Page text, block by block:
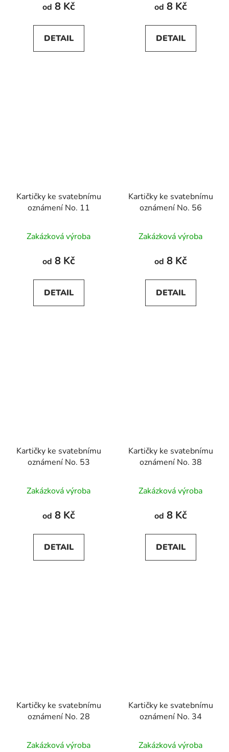
od 8 Kč
DETAIL
od 8 Kč
DETAIL
Kartičky ke svatebnímu
oznámení No. 11
Zakázková výroba
od 8 Kč
DETAIL
Kartičky ke svatebnímu
oznámení No. 56
Zakázková výroba
od 8 Kč
DETAIL
Kartičky ke svatebnímu
oznámení No. 53
Zakázková výroba
od 8 Kč
DETAIL
Kartičky ke svatebnímu
oznámení No. 38
Zakázková výroba
od 8 Kč
DETAIL
Kartičky ke svatebnímu
oznámení No. 28
Zakázková výroba
Kartičky ke svatebnímu
oznámení No. 34
Zakázková výroba